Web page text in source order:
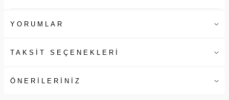
YORUMLAR
TAKSİT SEÇENEKLERİ
ÖNERİLERİNİZ